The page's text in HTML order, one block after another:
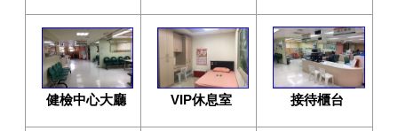
健檢中心大廳 VIP休息室 接待櫃台